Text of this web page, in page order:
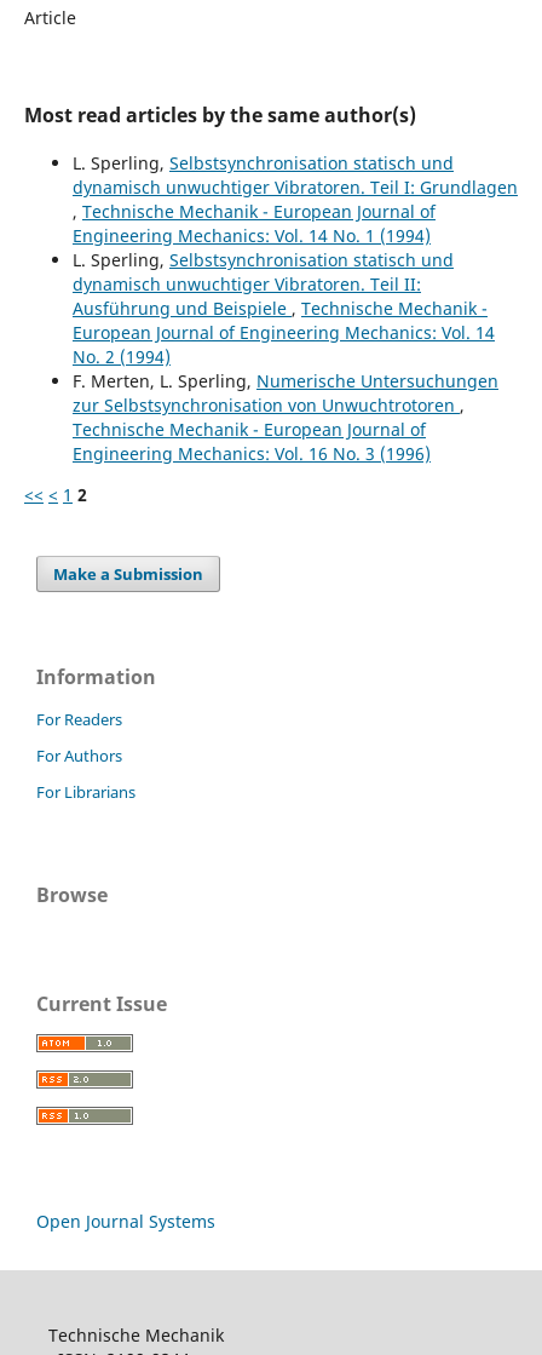
Article
Most read articles by the same author(s)
L. Sperling, Selbstsynchronisation statisch und
dynamisch unwuchtiger Vibratoren. Teil I: Grundlagen
, Technische Mechanik - European Journal of
Engineering Mechanics: Vol. 14 No. 1 (1994)
L. Sperling, Selbstsynchronisation statisch und
dynamisch unwuchtiger Vibratoren. Teil II:
Ausführung und Beispiele , Technische Mechanik -
European Journal of Engineering Mechanics: Vol. 14
No. 2 (1994)
F. Merten, L. Sperling, Numerische Untersuchungen
zur Selbstsynchronisation von Unwuchtrotoren ,
Technische Mechanik - European Journal of
Engineering Mechanics: Vol. 16 No. 3 (1996)
<< < 1 2
Make a Submission
Information
For Readers
For Authors
For Librarians
Browse
Current Issue
Open Journal Systems
Technische Mechanik